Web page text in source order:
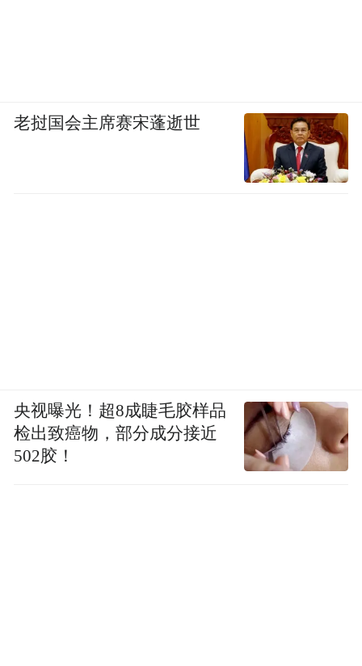
老挝国会主席赛宋蓬逝世
央视曝光！超8成睫毛胶样品
检出致癌物，部分成分接近
502胶！